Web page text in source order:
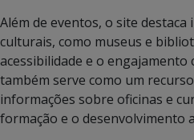
Além de eventos, o site
culturais, como museus e
acessibilidade e o
também serve como um
informações sobre oficinas e
formação e o desenvolvimento